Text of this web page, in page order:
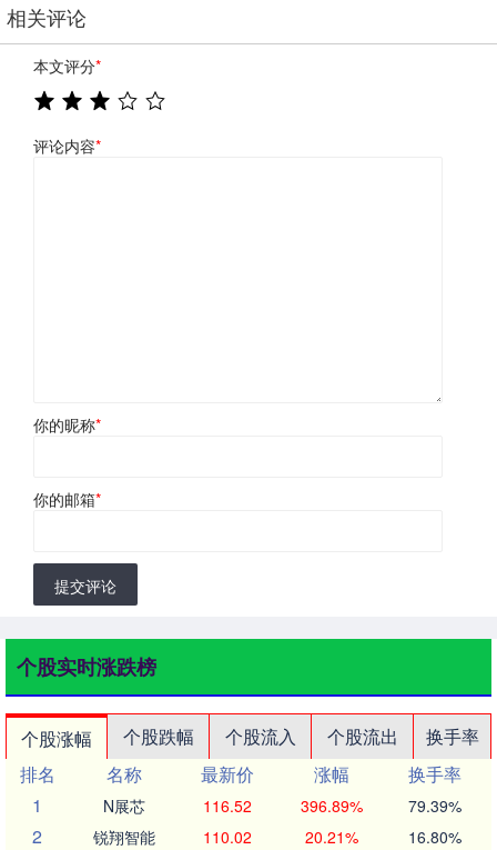
相关评论
本文评分*
评论内容*
你的昵称*
你的邮箱*
提交评论
个股实时涨跌榜
个股涨幅 个股跌幅 个股流入 个股流出
换手率
排名
名称 最新价 涨幅
换手率
1
N展芯 116.52 396.89% 79.39%
2 锐翔智能 110.02 20.21% 16.80%